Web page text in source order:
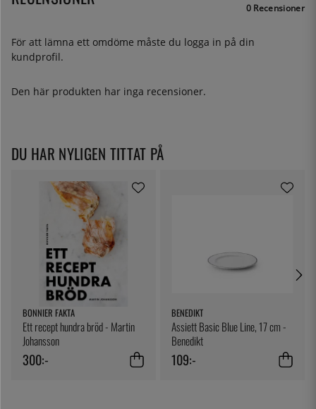
0 Recensioner
För att lämna ett omdöme måste du logga in på din
kundprofil.
Den här produkten har inga recensioner.
DU HAR NYLIGEN TITTAT PÅ
BONNIER FAKTA
Ett recept hundra bröd - Martin
Johansson
300:-
BENEDIKT
Assiett Basic Blue Line, 17 cm -
Benedikt
109:-